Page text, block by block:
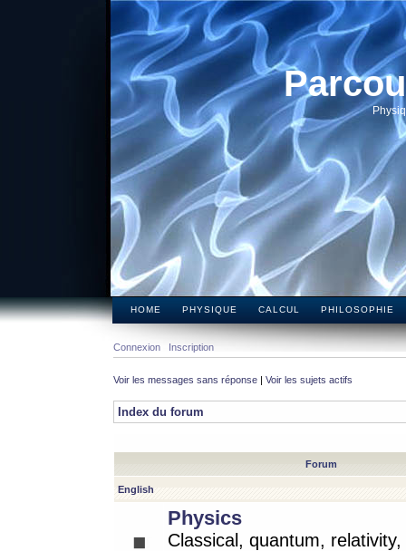
HOME PHYSIQUE CALCUL PHILOSOPHIE
Connexion Inscription
Voir les messages sans réponse | Voir les sujets actifs
Index du forum
Forum
English
Physics
Classical, quantum,